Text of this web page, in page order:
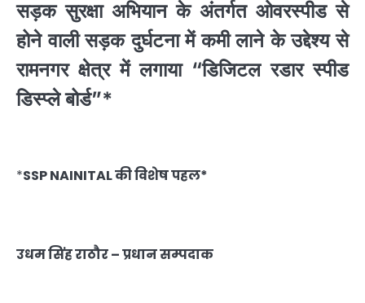
सड़क सुरक्षा अभियान के अंतर्गत ओवरस्पीड से
होने वाली सड़क दुर्घटना में कमी लाने के उद्देश्य से
रामनगर क्षेत्र में लगाया “डिजिटल रडार स्पीड
डिस्प्ले बोर्ड”*
*SSP NAINITAL की विशेष पहल*
उधम सिंह राठौर – प्रधान सम्पदाक